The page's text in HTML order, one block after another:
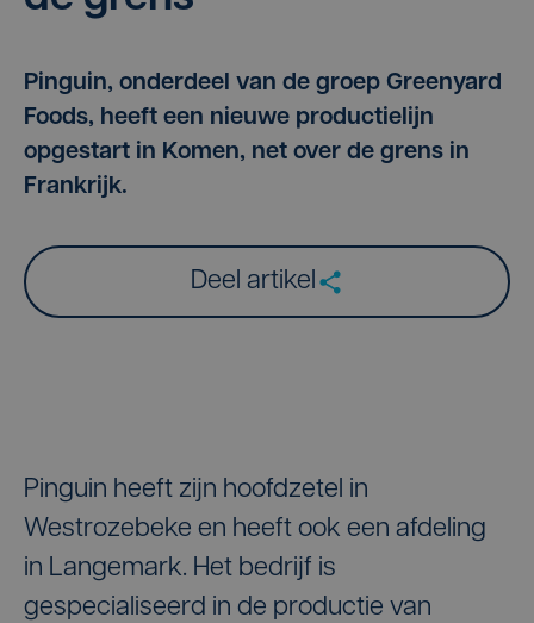
Pinguin, onderdeel van de groep Greenyard
Foods, heeft een nieuwe productielijn
opgestart in Komen, net over de grens in
Frankrijk.
Deel artikel
Pinguin heeft zijn hoofdzetel in
Westrozebeke en heeft ook een afdeling
in Langemark. Het bedrijf is
gespecialiseerd in de productie van